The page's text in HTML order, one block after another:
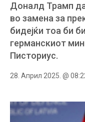
Доналд Трамп
во замена за
бидејќи тоа би
германскиот
Писториус.
28. Април 2025. @